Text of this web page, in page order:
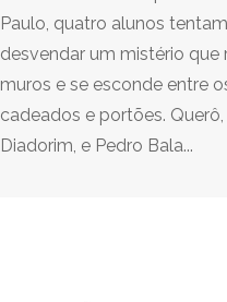
Paulo, quatro alunos tentam
desvendar um mistério que
muros e se esconde entre
cadeados e portões. Querô,
Diadorim, e Pedro Bala...